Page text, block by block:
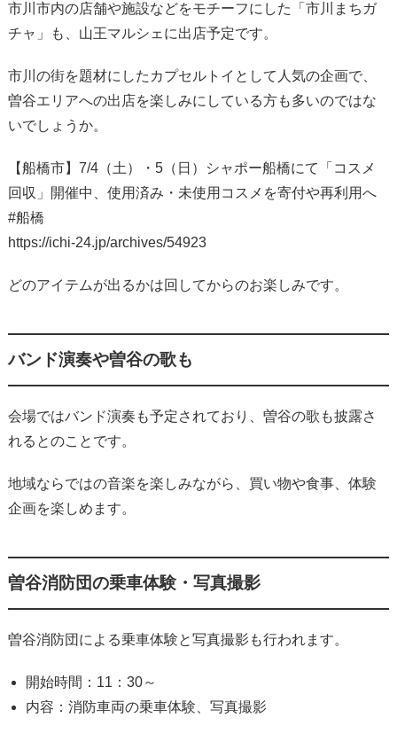
市川市内の店舗や施設などをモチーフにした「市川まちガ
チャ」も、山王マルシェに出店予定です。
市川の街を題材にしたカプセルトイとして人気の企画で、
曽谷エリアへの出店を楽しみにしている方も多いのではな
いでしょうか。
【船橋市】7/4（土）・5（日）シャポー船橋にて「コスメ
回収」開催中、使用済み・未使用コスメを寄付や再利用へ
#船橋
https://ichi-24.jp/archives/54923
どのアイテムが出るかは回してからのお楽しみです。
バンド演奏や曽谷の歌も
会場ではバンド演奏も予定されており、曽谷の歌も披露さ
れるとのことです。
地域ならではの音楽を楽しみながら、買い物や食事、体験
企画を楽しめます。
曽谷消防団の乗車体験・写真撮影
曽谷消防団による乗車体験と写真撮影も行われます。
開始時間：11：30～
内容：消防車両の乗車体験、写真撮影